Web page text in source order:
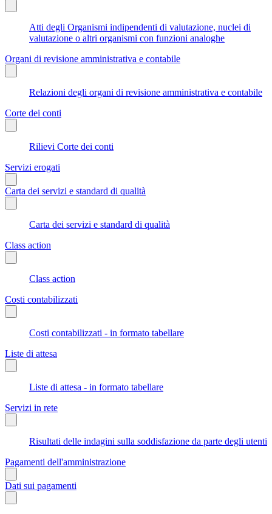
Atti degli Organismi indipendenti di valutazione, nuclei di
valutazione o altri organismi con funzioni analoghe
Organi di revisione amministrativa e contabile
Relazioni degli organi di revisione amministrativa e contabile
Corte dei conti
Rilievi Corte dei conti
Servizi erogati
Carta dei servizi e standard di qualità
Carta dei servizi e standard di qualità
Class action
Class action
Costi contabilizzati
Costi contabilizzati - in formato tabellare
Liste di attesa
Liste di attesa - in formato tabellare
Servizi in rete
Risultati delle indagini sulla soddisfazione da parte degli utenti
Pagamenti dell'amministrazione
Dati sui pagamenti